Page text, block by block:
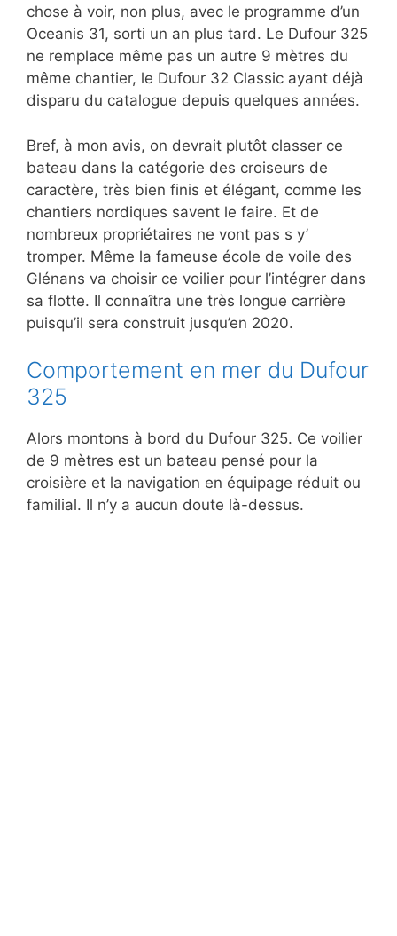
chose à voir, non plus, avec le programme d’un
Oceanis 31, sorti un an plus tard. Le Dufour 325
ne remplace même pas un autre 9 mètres du
même chantier, le Dufour 32 Classic ayant déjà
disparu du catalogue depuis quelques années.
Bref, à mon avis, on devrait plutôt classer ce
bateau dans la catégorie des croiseurs de
caractère, très bien finis et élégant, comme les
chantiers nordiques savent le faire. Et de
nombreux propriétaires ne vont pas s y’
tromper. Même la fameuse école de voile des
Glénans va choisir ce voilier pour l’intégrer dans
sa flotte. Il connaîtra une très longue carrière
puisqu’il sera construit jusqu’en 2020.
Comportement en mer du Dufour
325
Alors montons à bord du Dufour 325. Ce voilier
de 9 mètres est un bateau pensé pour la
croisière et la navigation en équipage réduit ou
familial. Il n’y a aucun doute là-dessus.